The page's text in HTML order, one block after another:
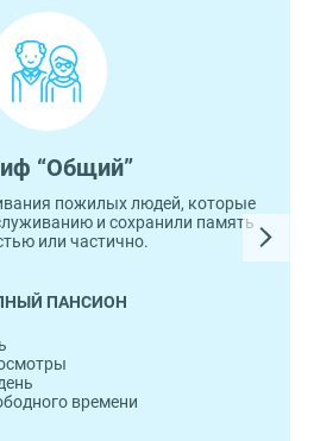
“Общий”
пожилых людей, которые
и сохранили память
или частично.
ПАНСИОН
времени